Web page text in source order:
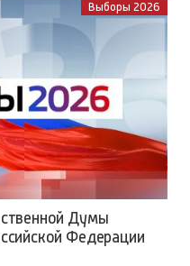
Выборы 2026
Думы
Федерации